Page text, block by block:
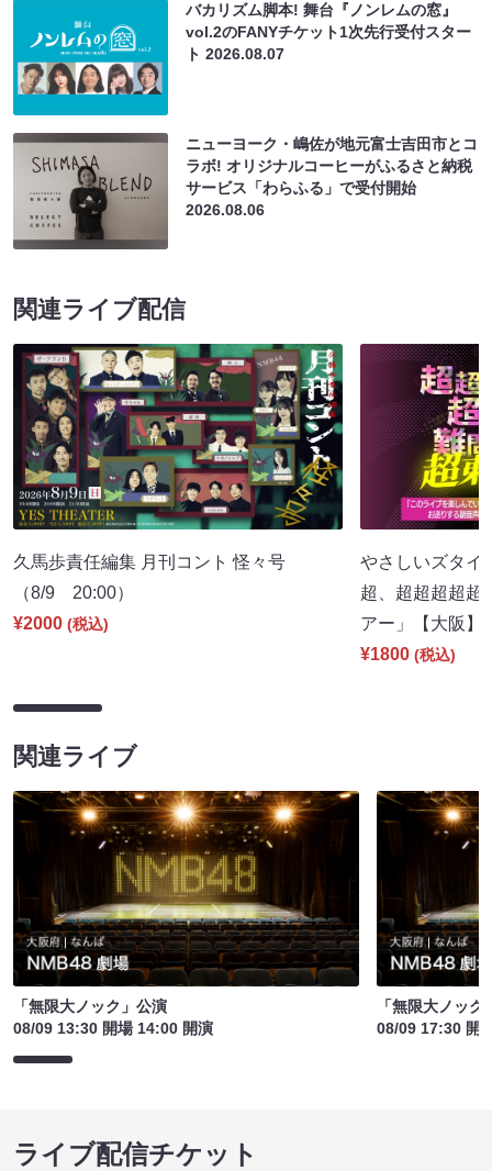
バカリズム脚本! 舞台『ノンレムの窓』
vol.2のFANYチケット1次先行受付スター
ト2026.08.07
ニューヨーク・嶋佐が地元富士吉田市とコ
ラボ! オリジナルコーヒーがふるさと納税
サービス「わらふる」で受付開始
2026.08.06
関連ライブ配信
久馬歩責任編集 月刊コント 怪々号
（8/9 20:00）
¥2000 (税込)
やさしいズタイ
超、超超超超超
アー」【大阪
¥1800 (税込)
関連ライブ
「無限大ノック」公演
08/09 13:30 開場 14:00 開演
「無限大ノック
08/09 17:30 開
ライブ配信チケット